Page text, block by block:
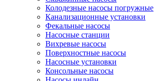
Колодезные насосы погружные
Канализационные установки
Фекальные насосы
Насосные станции
Вихревые насосы
Поверхностные насосы
Насосные установки
Консольные насосы